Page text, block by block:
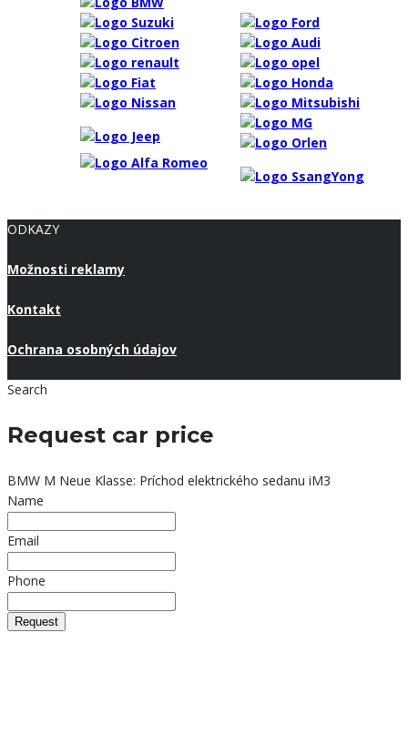
ODKAZY
Možnosti reklamy
Kontakt
Ochrana osobných údajov
Search
Request car price
BMW M Neue Klasse: Príchod elektrického sedanu iM3
Name
Email
Phone
Request